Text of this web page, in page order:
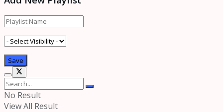
No Result
View All Result